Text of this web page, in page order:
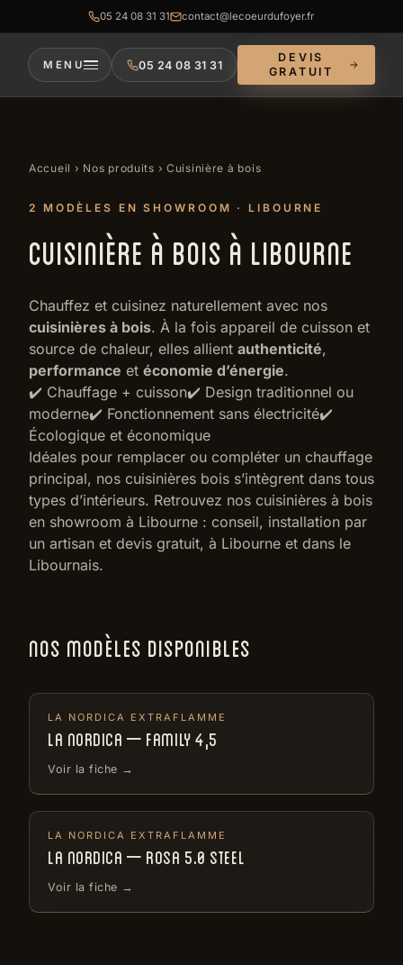
05 24 08 31 31 contact@lecoeurdufoyer.fr
MENU 05 24 08 31 31
DEVIS
GRATUIT
Accueil › Nos produits › Cuisinière à bois
2 MODÈLES EN SHOWROOM · LIBOURNE
CUISINIÈRE À BOIS À LIBOURNE
Chauffez et cuisinez naturellement avec nos
cuisinières à bois. À la fois appareil de cuisson et
source de chaleur, elles allient authenticité,
performance et économie d’énergie.
✔️ Chauffage + cuisson✔️ Design traditionnel ou
moderne✔️ Fonctionnement sans électricité✔️
Écologique et économique
Idéales pour remplacer ou compléter un chauffage
principal, nos cuisinières bois s’intègrent dans tous
types d’intérieurs. Retrouvez nos cuisinières à bois
en showroom à Libourne : conseil, installation par
un artisan et devis gratuit, à Libourne et dans le
Libournais.
NOS MODÈLES DISPONIBLES
LA NORDICA EXTRAFLAMME
LA NORDICA – FAMILY 4,5
Voir la fiche →
LA NORDICA EXTRAFLAMME
LA NORDICA – ROSA 5.0 STEEL
Voir la fiche →